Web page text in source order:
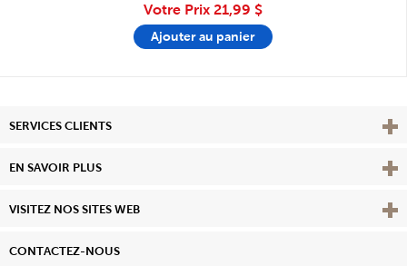
Votre Prix 21,99 $
Ajouter au panier
SERVICES CLIENTS
EN SAVOIR PLUS View
VISITEZ NOS SITES WEB
CONTACTEZ-NOUS